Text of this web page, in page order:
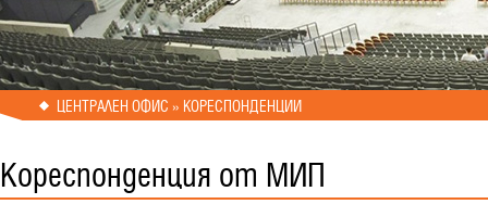
ЦЕНТРАЛЕН ОФИС » КОРЕСПОНДЕНЦИИ
Кореспонденция от МИП